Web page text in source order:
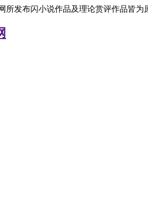
所发布闪小说作品及理论赏评作品皆